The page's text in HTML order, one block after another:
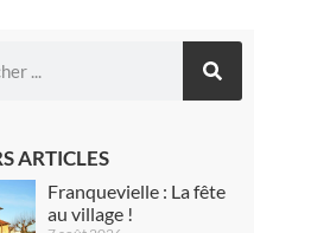
ARTICLES
Franquevielle : La fête
au village !